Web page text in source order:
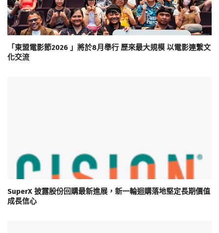
「東盟電影節2026 」將於8月舉行 歷來最大規模 以電影連繫文
化交流
SuperX 披露股份回購最新進展，新一輪迴購落地堅定長期價值
成長信心